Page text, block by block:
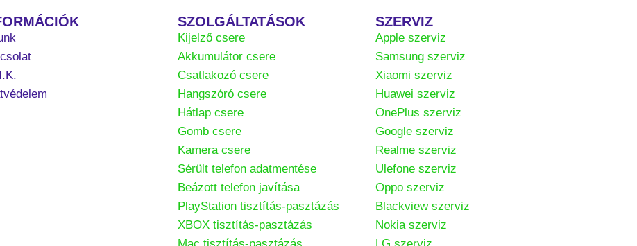
SZOLGÁLTATÁSOK
Kijelző csere
Akkumulátor csere
Csatlakozó csere
Hangszóró csere
Hátlap csere
Gomb csere
Kamera csere
Sérült telefon adatmentése
Beázott telefon javítása
PlayStation tisztítás-pasztázás
XBOX tisztítás-pasztázás
SZERVIZ
Apple szerviz
Samsung szerviz
Xiaomi szerviz
Huawei szerviz
OnePlus szerviz
Google szerviz
Realme szerviz
Ulefone szerviz
Oppo szerviz
Blackview szerviz
Nokia szerviz